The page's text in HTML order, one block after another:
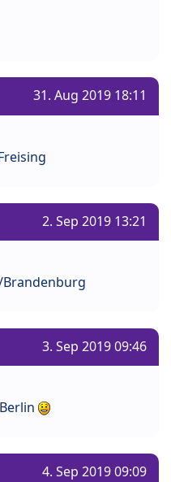
31. Aug 2019 18:11
2. Sep 2019 13:21
Brandenburg
3. Sep 2019 09:46
4. Sep 2019 09:09